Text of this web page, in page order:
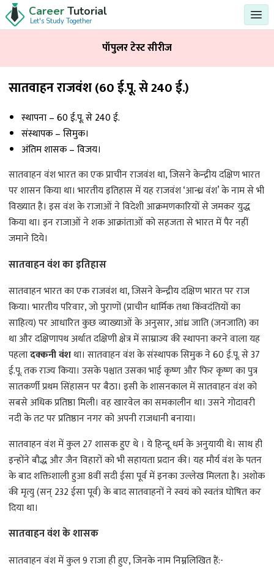
Career Tutorial
Let's Study Together
सातवाहन राजवंश (60 ई.पू. से 240 ई.)
स्थापना – 60 ई.पू. से 240 ई.
संस्थापक – सिमुक।
अंतिम शासक – विजय।
सातवाहन वंश भारत का एक प्राचीन राजवंश था, जिसने केन्द्रीय दक्षिण भारत
पर शासन किया था। भारतीय इतिहास में यह राजवंश ‘आन्ध्र वंश’ के नाम से भी
विख्यात है। इस वंश के राजाओं ने विदेशी आक्रमणकारियों से जमकर युद्ध
किया था। इन राजाओं ने शक आक्रांताओं को सहजता से भारत में पैर नहीं
जमाने दिये।
सातवाहन वंश का इतिहास
सातवाहन भारत का एक राजवंश था, जिसने केन्द्रीय दक्षिण भारत पर राज
किया। भारतीय परिवार, जो पुराणों (प्राचीन धार्मिक तथा किंवदंतियों का
साहित्य) पर आधारित कुछ व्याख्याओं के अनुसार, आंध्र जाति (जनजाति) का
था और दक्षिणापथ अर्थात दक्षिणी क्षेत्र में साम्राज्य की स्थापना करने वाला यह
पहलादक्कनी वंशथा। सातवाहन वंश के संस्थापक सिमुक ने 60 ई.पू. से 37
ई.पू. तक राज्य किया। उसके पश्चात उसका भाई कृष्ण और फिर कृष्ण का पुत्र
सातकर्णी प्रथम सिंहासन पर बैठा। इसी के शासनकाल में सातवाहन वंश को
सबसे अधिक प्रतिष्ठा मिली। वह खारवेल का समकालीन था। उसने गोदावरी
नदी के तट पर प्रतिष्ठान नगर को अपनी राजधानी बनाया।
सातवाहन वंश में कुल 27 शासक हुए थे । ये हिन्दू धर्म के अनुयायी थे। साथ ही
इन्होंने बौद्ध और जैन विहारों को भी सहायता प्रदान की। यह मौर्य वंश के पतन
के बाद शक्तिशाली हुआ 8वीं सदी ईसा पूर्व में इनका उल्लेख मिलता है। अशोक
की मृत्यु (सन् 232 ईसा पूर्व) के बाद सातवाहनों ने स्वयं को स्वतंत्र घोषित कर
दिया था।
सातवाहन वंश के शासक
सातवाहन वंश में कुल 9 राजा ही हुए, जिनके नाम निम्नलिखित हैं:-
पॉपुलर टेस्ट सीरीज